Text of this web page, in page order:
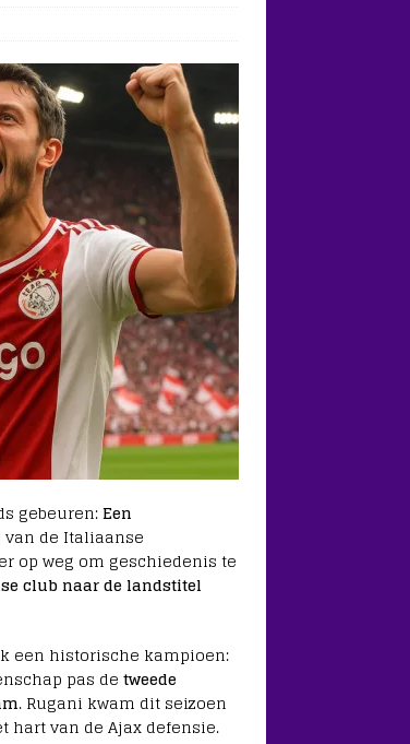
gebeuren:Een
de Italiaanse
op weg om geschiedenis te
club naar de landstitel
een historische kampioen:
pas detweede
. Rugani kwam dit seizoen
hart van de Ajax defensie.